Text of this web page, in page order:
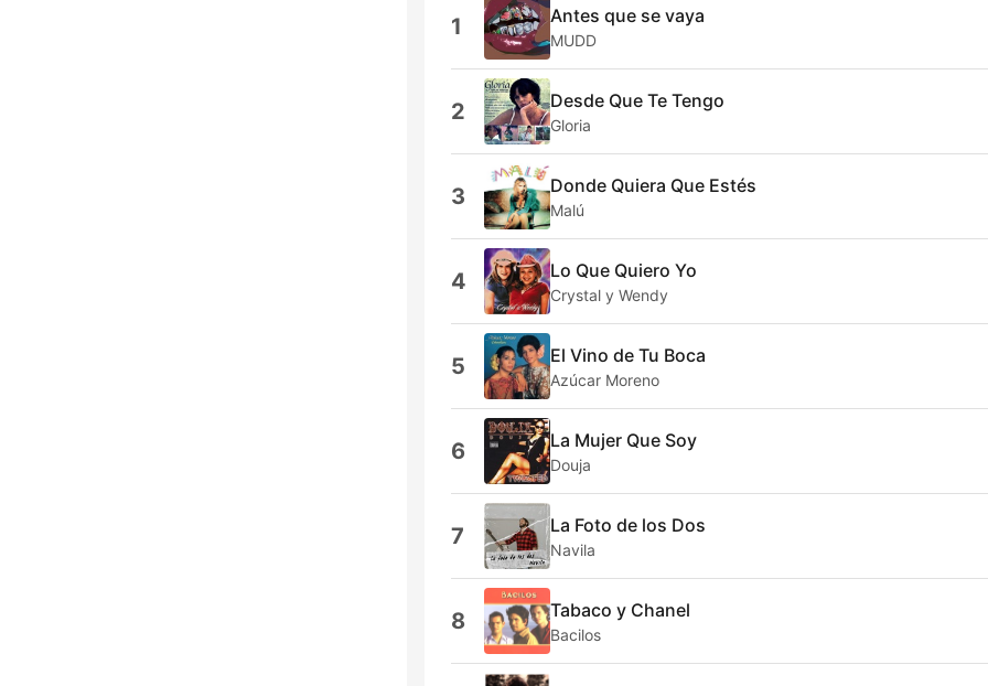
1 Antes que se vaya
MUDD
2 Desde Que Te Tengo
Gloria
3 Donde Quiera Que Estés
Malú
4 Lo Que Quiero Yo
Crystal y Wendy
5 El Vino de Tu Boca
Azúcar Moreno
6 La Mujer Que Soy
Douja
7 La Foto de los Dos
Navila
8 Tabaco y Chanel
Bacilos